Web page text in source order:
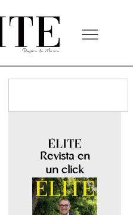
Revista en
un click